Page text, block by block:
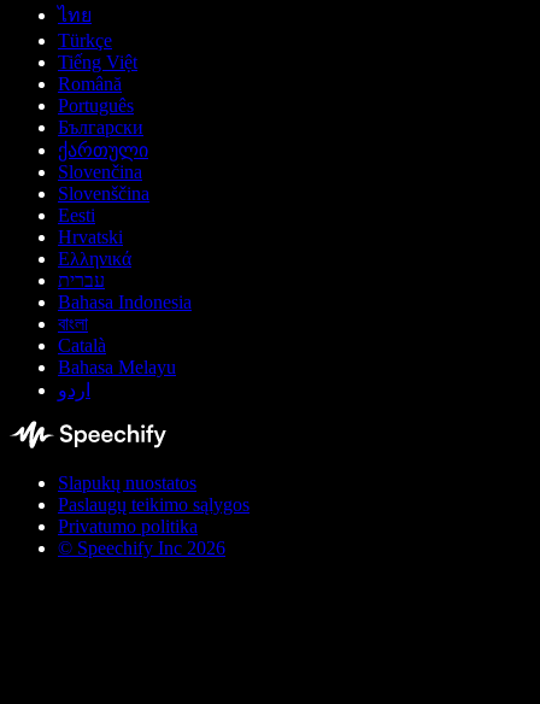
ไทย
Türkçe
Tiếng Việt
Română
Português
Български
ქართული
Slovenčina
Slovenščina
Eesti
Hrvatski
Ελληνικά
עברית
Bahasa Indonesia
বাংলা
Català
Bahasa Melayu
اردو
Slapukų nuostatos
Paslaugų teikimo sąlygos
Privatumo politika
© Speechify Inc 2026